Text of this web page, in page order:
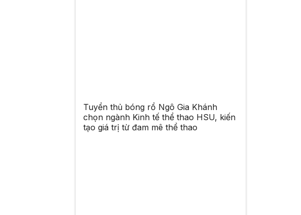
Tuyển thủ bóng rổ Ngô Gia Khánh
chọn ngành Kinh tế thể thao HSU, kiến
tạo giá trị từ đam mê thể thao